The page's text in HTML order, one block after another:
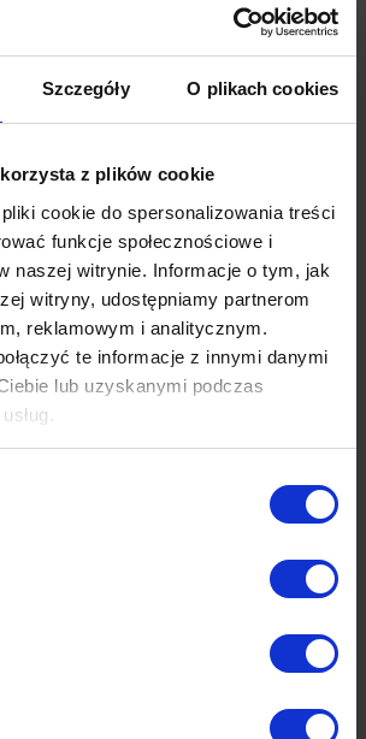
Szczegóły O plikach cookies
z plików cookie
cookie do spersonalizowania treści
funkcje społecznościowe i
naszej witrynie. Informacje o tym, jak
witryny, udostępniamy partnerom
reklamowym i analitycznym.
te informacje z innymi danymi
lub uzyskanymi podczas